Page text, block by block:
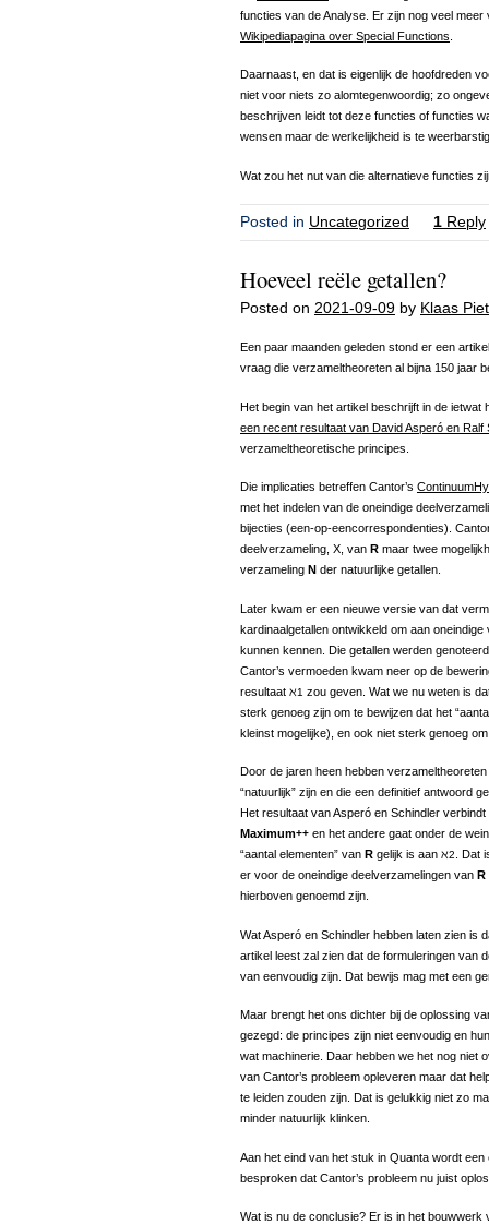
functies van de Analyse. Er zijn nog veel
Wikipediapagina over Special Functions
Daarnaast, en dat is eigenlijk de hoofdreden
niet voor niets zo alomtegenwoordig; zo
beschrijven leidt tot deze functies of functies
wensen maar de werkelijkheid is te
Wat zou het nut van die alternatieve functies
Posted in Uncategorized 1 Reply
Hoeveel reële getallen?
Posted on 2021-09-09 by Klaas
Een paar maanden geleden stond er een
vraag die verzameltheoreten al bijna 150 jaar
Het begin van het artikel beschrijft in de ietwat
een recent resultaat van David Asperó en Ralf
verzameltheoretische principes.
Die implicaties betreffen Cantor’s
met het indelen van de oneindige
bijecties (een-op-eencorrespondenties).
deelverzameling, X, van R maar twee
verzameling N der natuurlijke getallen.
Later kwam er een nieuwe versie van dat
kardinaalgetallen ontwikkeld om aan
kunnen kennen. Die getallen werden
Cantor’s vermoeden kwam neer op de
resultaat ℵ1 zou geven. Wat we nu weten is
sterk genoeg zijn om te bewijzen dat het
kleinst mogelijke), en ook niet sterk genoeg
Door de jaren heen hebben
“natuurlijk” zijn en die een definitief antwoord
Het resultaat van Asperó en Schindler
Maximum++ en het andere gaat onder de
“aantal elementen” van R gelijk is aan ℵ2
. Dat
er voor de oneindige deelverzamelingen van R
hierboven genoemd zijn.
Wat Asperó en Schindler hebben laten zien is
artikel leest zal zien dat de formuleringen van
van eenvoudig zijn. Dat bewijs mag met een
Maar brengt het ons dichter bij de oplossing
gezegd: de principes zijn niet eenvoudig en
wat machinerie. Daar hebben we het nog niet
van Cantor’s probleem opleveren maar dat
te leiden zouden zijn. Dat is gelukkig niet zo
minder natuurlijk klinken.
Aan het eind van het stuk in Quanta wordt
besproken dat Cantor’s probleem nu juist
Wat is nu de conclusie? Er is in het